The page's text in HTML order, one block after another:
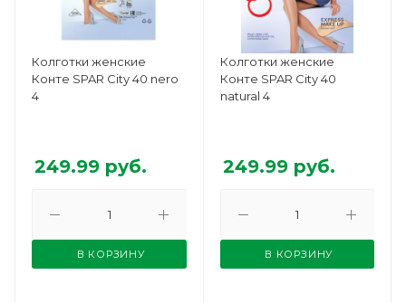
Колготки женские
Конте SPAR City 40 nero
4
249.99 руб.
В КОРЗИНУ
Колготки женские
Конте SPAR City 40
natural 4
249.99руб.
В КОРЗИНУ